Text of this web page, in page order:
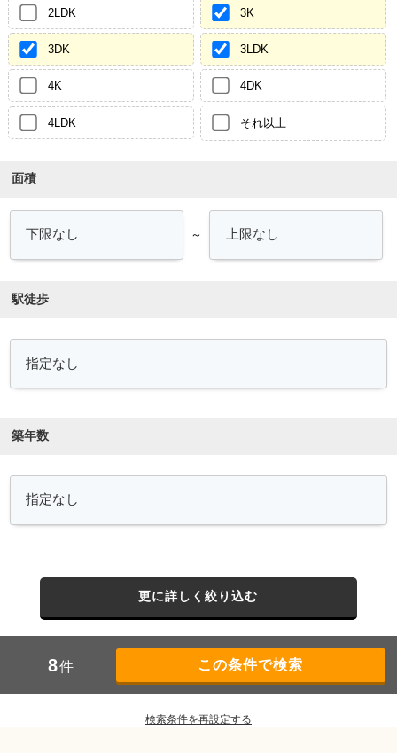
2LDK 3K
3DK 3LDK
4K 4DK
4LDK それ以上
面積
～
駅徒歩
築年数
更に詳しく絞り込む
8件
検索条件を再設定する